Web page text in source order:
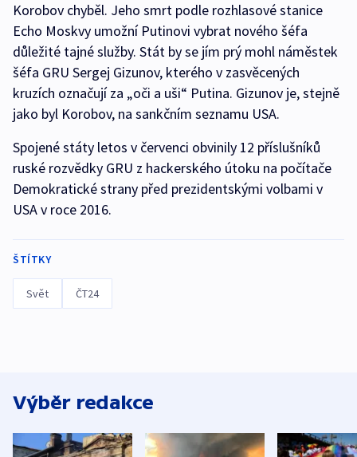
Korobov chyběl. Jeho smrt podle rozhlasové stanice
Echo Moskvy umožní Putinovi vybrat nového šéfa
důležité tajné služby. Stát by se jím prý mohl náměstek
šéfa GRU Sergej Gizunov, kterého v zasvěcených
kruzích označují za „oči a uši“ Putina. Gizunov je, stejně
jako byl Korobov, na sankčním seznamu USA.
Spojené státy letos v červenci obvinily 12 příslušníků
ruské rozvědky GRU z hackerského útoku na počítače
Demokratické strany před prezidentskými volbami v
USA v roce 2016.
ŠTÍTKY
Svět ČT24
Výběr redakce